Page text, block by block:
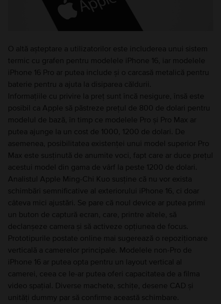
O altă așteptare a utilizatorilor este includerea unui sistem
termic cu grafen pentru modelele iPhone 16, iar modelele
iPhone 16 Pro ar putea include și o carcasă metalică pentru
baterie pentru a ajuta la disiparea căldurii.
Informațiile cu privire la preț sunt încă nesigure, însă este
posibil ca Apple să păstreze prețul de 800 de dolari pentru
modelul de bază, în timp ce modelele Pro și Pro Max ar
putea ajunge la un cost de 1000, 1200 de dolari. De
asemenea, posibilitatea existenței unui model superior Pro
Max este susținută de anumite voci, fapt care ar duce prețul
acestui model din gama de vârf la peste 1200 de dolari.
Analistul Apple Ming-Chi Kuo susține că nu vor exista
schimbări semnificative al exteriorului iPhone 16, ci doar
câteva mici ajustări. Se pare că noul device ar putea primi
un buton de captură ecran, care, printre altele, să
declanșeze camera și să activeze opțiunea de focus.
Prototipurile postate online mai sugerează o repoziționare
verticală a camerelor principale. Modelele non-Pro de
iPhone 16 ar putea opta pentru un layout vertical al
camerei, ceea ce le-ar putea oferi capacitatea de a filma
video spațial. Diverse machete, schițe, desene CAD și
unități dummy par să confirme această schimbare.